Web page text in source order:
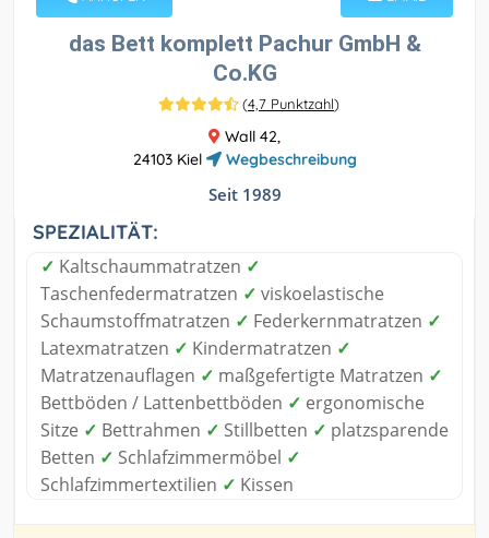
das Bett komplett Pachur GmbH &
Co.KG
(4,7 Punktzahl)
Wall 42,
24103 Kiel
Wegbeschreibung
Seit 1989
SPEZIALITÄT:
✓ Kaltschaummatratzen ✓
Taschenfedermatratzen ✓ viskoelastische
Schaumstoffmatratzen ✓ Federkernmatratzen ✓
Latexmatratzen ✓ Kindermatratzen ✓
Matratzenauflagen ✓ maßgefertigte Matratzen ✓
Bettböden / Lattenbettböden ✓ ergonomische
Sitze ✓ Bettrahmen ✓ Stillbetten ✓ platzsparende
Betten ✓ Schlafzimmermöbel ✓
Schlafzimmertextilien ✓ Kissen